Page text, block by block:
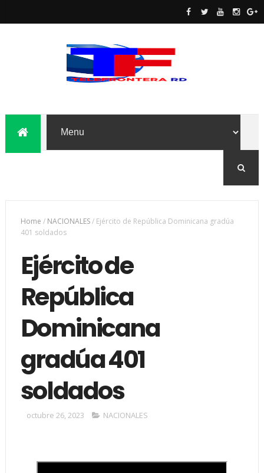
Home / NACIONALES/ Ejército de República Dominicana gradúa
401 soldados
Ejército de
República
Dominicana
gradúa 401
soldados
octubre 26, 2023 NACIONALES